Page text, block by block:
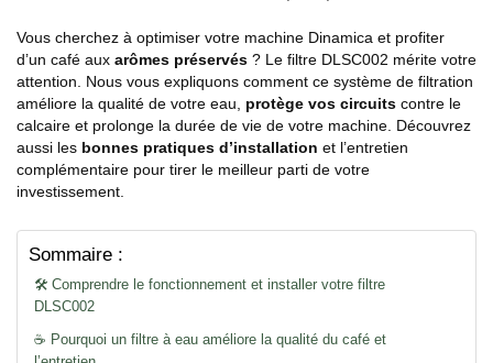
Vous cherchez à optimiser votre machine Dinamica et profiter
d’un café aux arômes préservés ? Le filtre DLSC002 mérite votre
attention. Nous vous expliquons comment ce système de filtration
améliore la qualité de votre eau, protège vos circuits contre le
calcaire et prolonge la durée de vie de votre machine. Découvrez
aussi les bonnes pratiques d’installation et l’entretien
complémentaire pour tirer le meilleur parti de votre
investissement.
Sommaire :
🛠️ Comprendre le fonctionnement et installer votre filtre
DLSC002
☕ Pourquoi un filtre à eau améliore la qualité du café et